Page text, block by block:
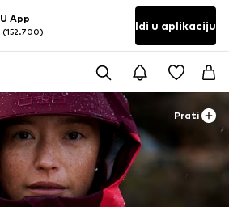
App
(152.700) Idi u aplikaciju
Prati